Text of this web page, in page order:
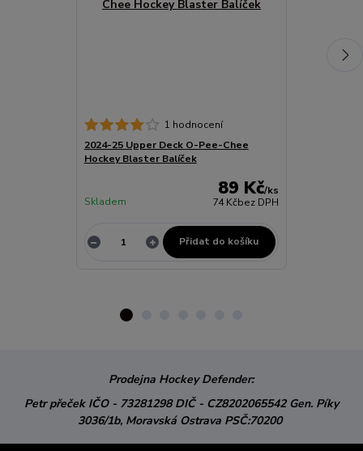
1 hodnocení
2024-25 Upper Deck O-Pee-Chee
Hockey Blaster Balíček
89 Kč/ks
74 Kčbez DPH
Skladem
Přidat do košíku
Prodejna Hockey Defender:
Petr přeček IČO - 73281298DIČ - CZ8202065542 Gen. Píky
3036/1b, Moravská Ostrava PSČ:70200